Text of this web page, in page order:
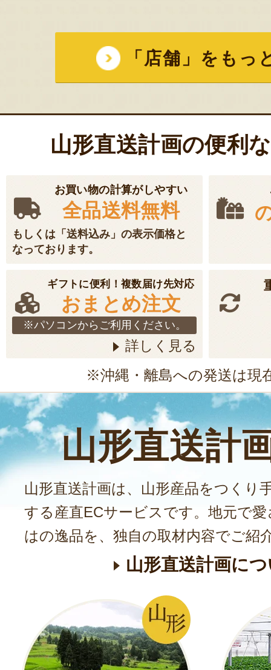
「店舗」をもっ
山形直送計画の便利
お買い物の計算がしやすい
全品送料無料
もしくは「送料込み」の表示価格と
なっております。
ギフトに便利！複数届け先対応
おまとめ注文
※パソコンからご利用ください。
詳しく見る
※沖縄・離島への発送は現
山形直送計
山形直送計画は、山形産品をつくり
する産直ECサービスです。地元で
はの逸品を、独自の取材内容でご紹
山形直送計画に